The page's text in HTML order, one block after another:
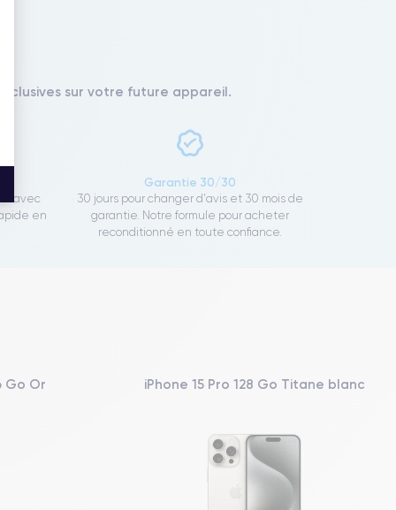
sur votre future appareil.
avec
en
Garantie 30/30
30 jours pour changer d'avis et 30 mois de
garantie. Notre formule pour acheter
reconditionné en toute confiance.
Go Or iPhone 15 Pro 128 Go Titane blanc